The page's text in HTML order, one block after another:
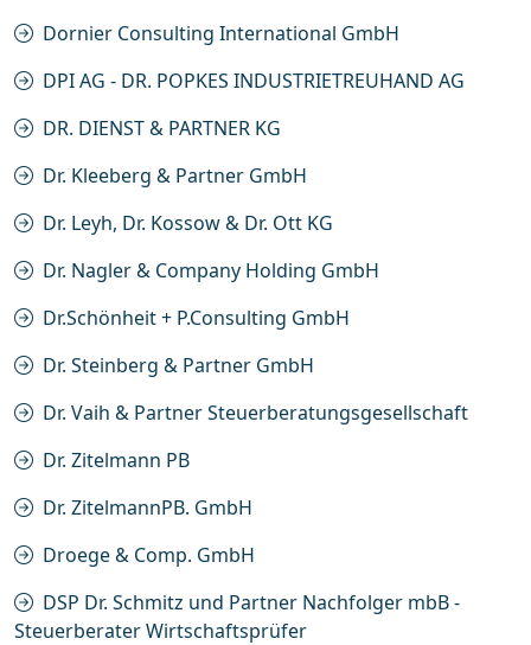
Dornier Consulting International GmbH
DPI AG - DR. POPKES INDUSTRIETREUHAND AG
DR. DIENST & PARTNER KG
Dr. Kleeberg & Partner GmbH
Dr. Leyh, Dr. Kossow & Dr. Ott KG
Dr. Nagler & Company Holding GmbH
Dr.Schönheit + P.Consulting GmbH
Dr. Steinberg & Partner GmbH
Dr. Vaih & Partner Steuerberatungsgesellschaft
Dr. Zitelmann PB
Dr. ZitelmannPB. GmbH
Droege & Comp. GmbH
DSP Dr. Schmitz und Partner Nachfolger mbB -
Steuerberater Wirtschaftsprüfer